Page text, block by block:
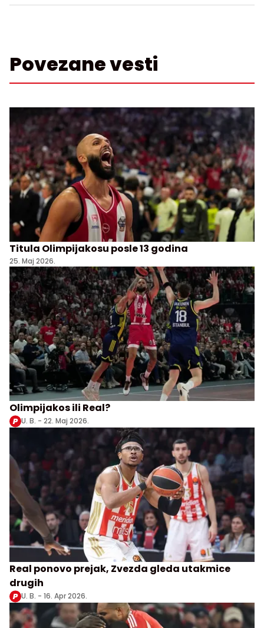
Povezane vesti
Titula Olimpijakosu posle 13 godina
25. Maj 2026.
Olimpijakos ili Real?
U. B. - 22. Maj 2026.
Real ponovo prejak, Zvezda gleda utakmice
drugih
U. B. - 16. Apr 2026.